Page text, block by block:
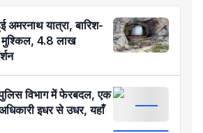
अमरनाथ यात्रा, बारिश-
मुश्किल, 4.8 लाख
विभाग में फेरबदल, एक
इधर से उधर, यहाँ